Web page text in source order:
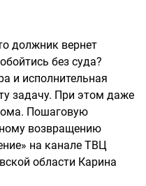
должник вернет
без суда?
и исполнительная
задачу. При этом даже
Пошаговую
возвращению
на канале ТВЦ
области Карина